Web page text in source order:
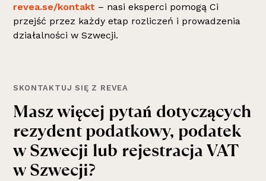
revea.se/kontakt – nasi eksperci pomogą Ci
przejść przez każdy etap rozliczeń i prowadzenia
działalności w Szwecji.
SKONTAKTUJ SIĘ Z REVEA
Masz więcej pytań dotyczących
rezydent podatkowy, podatek
w Szwecji lub rejestracja VAT
w Szwecji?